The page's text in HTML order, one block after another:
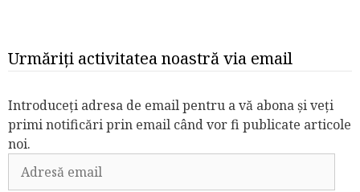
Urmăriți activitatea noastră via email
Introduceți adresa de email pentru a vă abona și veți
primi notificări prin email când vor fi publicate articole
noi.
Adresă
email